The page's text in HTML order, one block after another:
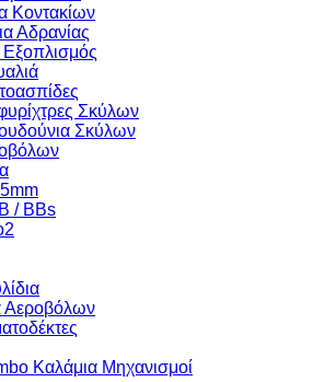
Κοντακίων
Αδρανίας
Σκύλων
Σκύλων
/ BBs
Αεροβόλων
Καλάμια Μηχανισμοί